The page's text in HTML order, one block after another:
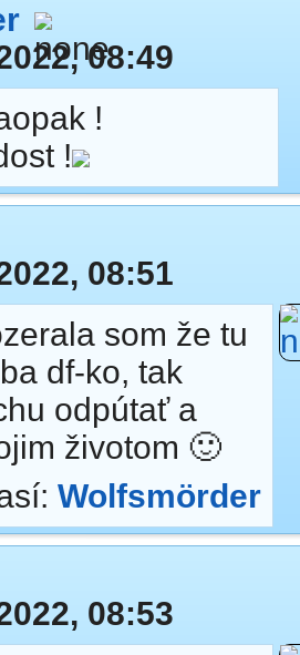
08:49
!
!
08:51
som že tu
df-ko, tak
odpútať a
životom 🙂
Wolfsmörder
08:53